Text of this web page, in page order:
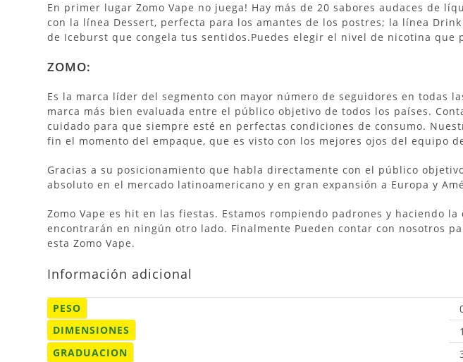
En primer lugar Zomo Vape no juega! Hay más de 20 sabores audaces de
con la línea Dessert, perfecta para los amantes de los postres; la línea
de Iceburst que congela tus sentidos.Puedes elegir el nivel de nicotina que
ZOMO:
Es la marca líder del segmento con mayor número de seguidores en todas
marca más bien evaluada entre el público objetivo de todos los países.
cuidado para que siempre esté en perfectas condiciones de consumo.
fin el momento del empaque, que es visto con los mejores ojos del equipo
Gracias a su posicionamiento que habla directamente con el público
absoluto en el mercado latinoamericano y en gran expansión a Europa y
Zomo Vape es hit en las fiestas. Estamos rompiendo padrones y haciendo
encontrarán en ningún otro lado. Finalmente Pueden contar con nosotros
esta Zomo Vape.
Información adicional
PESO
DIMENSIONES
GRADUACION